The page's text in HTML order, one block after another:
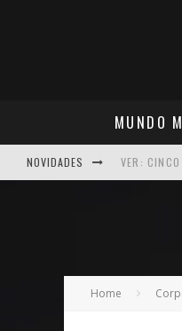
MUNDO
NOVIDADES NEGÓCIOS:
Home